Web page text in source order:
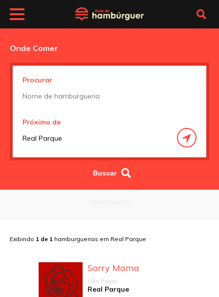
Onde Comer
Procurar
Próximo de
Exibindo 1 de 1 hamburguerias em Real Parque
Sorry Mama
São Paulo
Real Parque